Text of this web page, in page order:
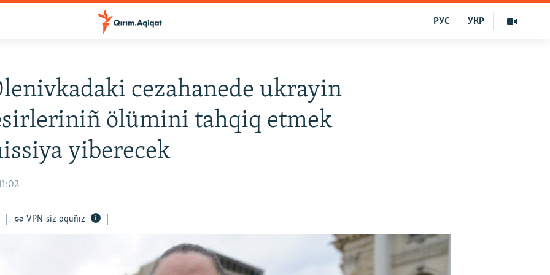
УКР
РУС
cezahanede ukrayin
ölümini tahqiq etmek
yiberecek
VPN-siz oquñız